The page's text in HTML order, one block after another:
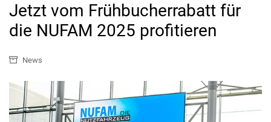
Jetzt vom Frühbucherrabatt für
die NUFAM 2025 profitieren
News